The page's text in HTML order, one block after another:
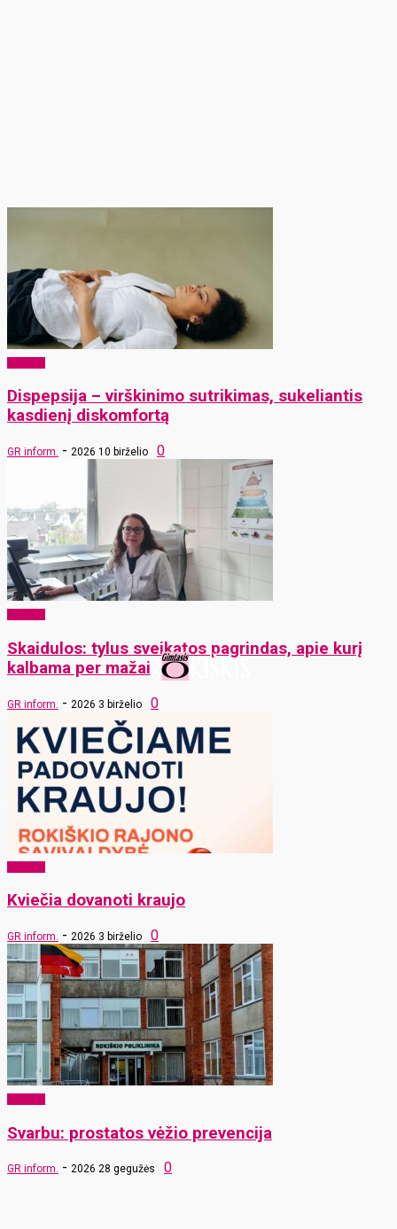
Dispepsija – virškinimo sutrikimas, sukeliantis
kasdienį diskomfortą
GR inform. - 2026 10 birželio 0
Skaidulos: tylus sveikatos pagrindas, apie kurį
kalbama per mažai
GR inform. - 2026 3 birželio 0
Kviečia dovanoti kraujo
GR inform. - 2026 3 birželio 0
Svarbu: prostatos vėžio prevencija
GR inform. - 2026 28 gegužės 0